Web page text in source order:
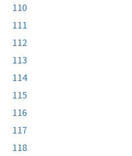
110
111
112
113
114
115
116
117
118